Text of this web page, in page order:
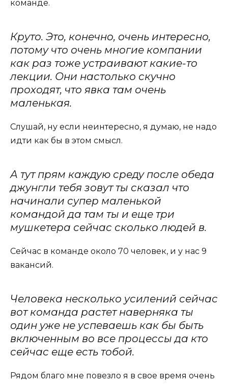
команде.
Круто. Это, конечно, очень интересно,
потому что очень многие компании
как раз тоже устраивают какие-то
лекции. Они настолько скучно
проходят, что явка там очень
маленькая.
Слушай, ну если неинтересно, я думаю, не надо
идти как бы в этом смысл.
А тут прям каждую среду после обеда
джунгли тебя зовут ты сказал что
начинали супер маленькой
командой да там ты и еще три
мушкетера сейчас сколько людей в.
Сейчас в команде около 70 человек, и у нас 9
вакансий.
Человека несколько усилений сейчас
вот команда растет наверняка ты
один уже не успеваешь как бы быть
включенным во все процессы да кто
сейчас еще есть тобой.
Рядом благо мне повезло я в свое время очень